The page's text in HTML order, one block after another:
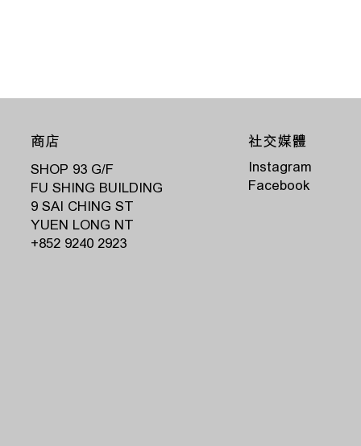
SHOP 93 G/F
FU SHING BUILDING
9 SAI CHING ST
YUEN LONG NT
‭+852 9240 2923‬
商店
Instagram
Facebook
社交媒體